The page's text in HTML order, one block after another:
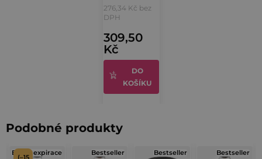
je
5,0
z
5
hvězdiček.
276,34 Kč bez
DPH
309,50
Kč
DO
KOŠÍKU
Podobné produkty
Blízká expirace
(–15
Bestseller
Bestseller
Bestseller